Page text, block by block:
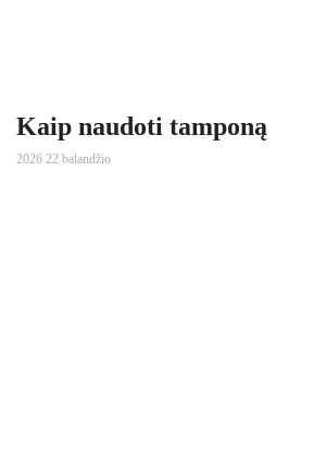
Kaip naudoti tamponą
2026 22 balandžio